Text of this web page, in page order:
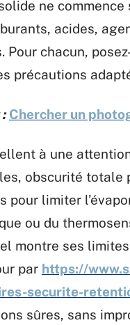
ne
acides,
Pour chacun,
précautions
Chercher un
à une
obscurité
pour limiter
ou du
montre ses
par https://
securite-
sûres, sans